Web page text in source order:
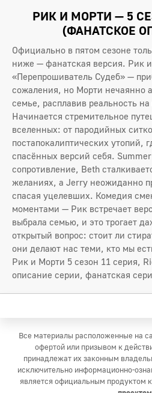
РИК И МОРТИ — 5
(ФАНАТСКОЕ
Официально в пятом сезоне
ниже — фанатская версия. Рик
«Перепрошиватель Судеб» —
сожаления, но Морти нечаянно
семье, расплавив реальность
Начинается стремительное
вселенных: от пародийных
постапокалиптических утопий,
спасённых версий себя. Summer
сопротивление, Beth
желаниях, а Jerry неожиданно
спасая уцелевших. Комедия
моментами — Рик встречает
выбрала семью, и это трогает
открытый вопрос: стоит ли
они делают нас теми, кто мы
Рик и Морти 5 сезон 11 серия,
описание серии, фанатская
Все материалы расположенные на
офертой или призывом к
принадлежат их законным
исключительно информационно-
является официальным продуктом